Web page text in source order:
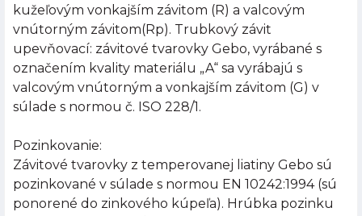
kužeľovým vonkajším závitom (R) a valcovým
vnútorným závitom(Rp). Trubkový závit
upevňovací: závitové tvarovky Gebo, vyrábané s
označením kvality materiálu „A“ sa vyrábajú s
valcovým vnútorným a vonkajším závitom (G) v
súlade s normou č. ISO 228/1.
Pozinkovanie:
Závitové tvarovky z temperovanej liatiny Gebo sú
pozinkované v súlade s normou EN 10242:1994 (sú
ponorené do zinkového kúpeľa). Hrúbka pozinku